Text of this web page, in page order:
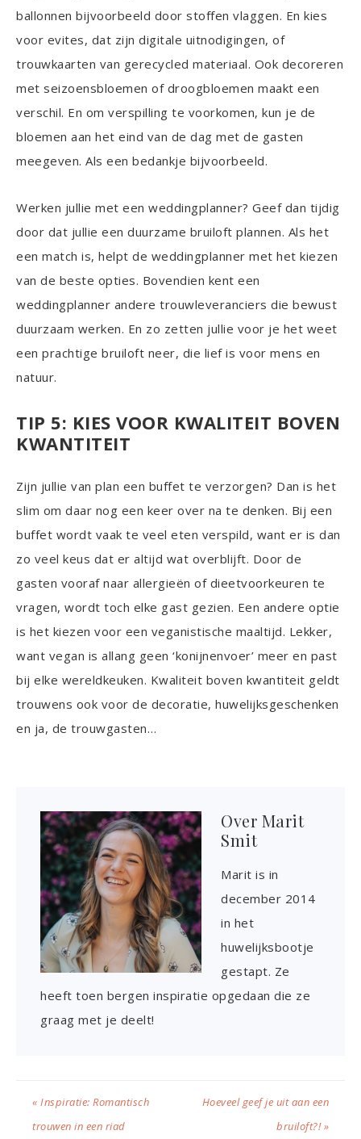
ballonnen bijvoorbeeld door stoffen vlaggen. En kies
voor evites, dat zijn digitale uitnodigingen, of
trouwkaarten van gerecycled materiaal. Ook decoreren
met seizoensbloemen of droogbloemen maakt een
verschil. En om verspilling te voorkomen, kun je de
bloemen aan het eind van de dag met de gasten
meegeven. Als een bedankje bijvoorbeeld.
Werken jullie met een weddingplanner? Geef dan tijdig
door dat jullie een duurzame bruiloft plannen. Als het
een match is, helpt de weddingplanner met het kiezen
van de beste opties. Bovendien kent een
weddingplanner andere trouwleveranciers die bewust
duurzaam werken. En zo zetten jullie voor je het weet
een prachtige bruiloft neer, die lief is voor mens en
natuur.
TIP 5: KIES VOOR KWALITEIT BOVEN
KWANTITEIT
Zijn jullie van plan een buffet te verzorgen? Dan is het
slim om daar nog een keer over na te denken. Bij een
buffet wordt vaak te veel eten verspild, want er is dan
zo veel keus dat er altijd wat overblijft. Door de
gasten vooraf naar allergieën of dieetvoorkeuren te
vragen, wordt toch elke gast gezien. Een andere optie
is het kiezen voor een veganistische maaltijd. Lekker,
want vegan is allang geen ‘konijnenvoer’ meer en past
bij elke wereldkeuken. Kwaliteit boven kwantiteit geldt
trouwens ook voor de decoratie, huwelijksgeschenken
en ja, de trouwgasten…
Over Marit
Smit
Marit is in
december 2014
in het
huwelijksbootje
gestapt. Ze
heeft toen bergen inspiratie opgedaan die ze
graag met je deelt!
« Inspiratie: Romantisch
trouwen in een riad
Hoeveel geef je uit aan een
bruiloft?! »